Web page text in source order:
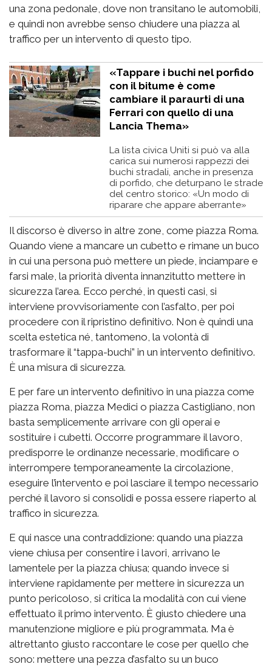
una zona pedonale, dove non transitano le automobili,
e quindi non avrebbe senso chiudere una piazza al
traffico per un intervento di questo tipo.
«Tappare i buchi nel porfido
con il bitume è come
cambiare il paraurti di una
Ferrari con quello di una
Lancia Thema»
La lista civica Uniti si può va alla
carica sui numerosi rappezzi dei
buchi stradali, anche in presenza
di porfido, che deturpano le strade
del centro storico: «Un modo di
riparare che appare aberrante»
Il discorso è diverso in altre zone, come piazza Roma.
Quando viene a mancare un cubetto e rimane un buco
in cui una persona può mettere un piede, inciampare e
farsi male, la priorità diventa innanzitutto mettere in
sicurezza l’area. Ecco perché, in questi casi, si
interviene provvisoriamente con l’asfalto, per poi
procedere con il ripristino definitivo. Non è quindi una
scelta estetica né, tantomeno, la volontà di
trasformare il “tappa-buchi” in un intervento definitivo.
È una misura di sicurezza.
E per fare un intervento definitivo in una piazza come
piazza Roma, piazza Medici o piazza Castigliano, non
basta semplicemente arrivare con gli operai e
sostituire i cubetti. Occorre programmare il lavoro,
predisporre le ordinanze necessarie, modificare o
interrompere temporaneamente la circolazione,
eseguire l’intervento e poi lasciare il tempo necessario
perché il lavoro si consolidi e possa essere riaperto al
traffico in sicurezza.
E qui nasce una contraddizione: quando una piazza
viene chiusa per consentire i lavori, arrivano le
lamentele per la piazza chiusa; quando invece si
interviene rapidamente per mettere in sicurezza un
punto pericoloso, si critica la modalità con cui viene
effettuato il primo intervento. È giusto chiedere una
manutenzione migliore e più programmata. Ma è
altrettanto giusto raccontare le cose per quello che
sono: mettere una pezza d’asfalto su un buco